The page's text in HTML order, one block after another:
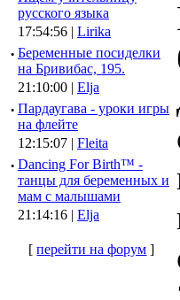
русского языка
17:54:56 | Lirika
· Беременные посиделки
на Бривибас, 195.
21:10:00 | Elja
· Пардаугава - уроки игры
на флейте
12:15:07 | Fleita
· Dancing For Birth™ -
танцы для беременных и
мам с малышами
21:14:16 | Elja
[перейти на форум ]